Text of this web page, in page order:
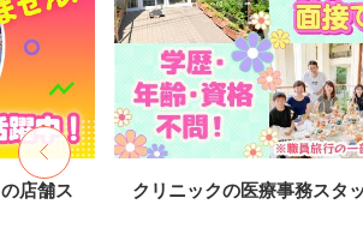
店舗ス クリニックの医療事務スタ